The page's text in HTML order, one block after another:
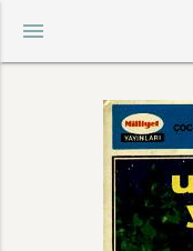
menu